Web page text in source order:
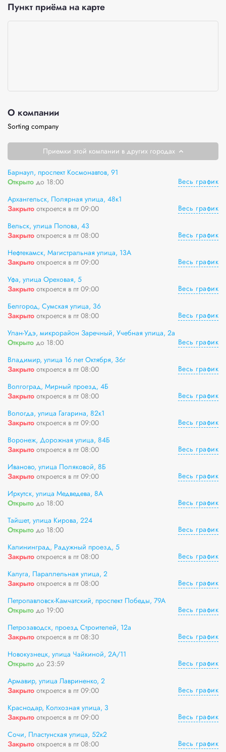
Пункт приёма на карте
О компании
Sorting company
Приемки этой компании в других городах
Барнаул, проспект Космонавтов, 91
Открыто до 18:00
Весь график
Архангельск, Полярная улица, 48к1
Закрыто откроется в пт 09:00
Весь график
Вельск, улица Попова, 43
Закрыто откроется в пт 08:00
Весь график
Нефтекамск, Магистральная улица, 13А
Закрыто откроется в пт 09:00
Весь график
Уфа, улица Ореховая, 5
Закрыто откроется в пт 09:00
Весь график
Белгород, Сумская улица, 36
Закрыто откроется в пт 08:00
Весь график
Улан-Удэ, микрорайон Заречный, Учебная улица, 2а
Открыто до 18:00
Весь график
Владимир, улица 16 лет Октября, 36г
Закрыто откроется в пт 08:00
Весь график
Волгоград, Мирный проезд, 4Б
Закрыто откроется в пт 08:00
Весь график
Вологда, улица Гагарина, 82к1
Закрыто откроется в пт 09:00
Весь график
Воронеж, Дорожная улица, 84Б
Закрыто откроется в пт 08:00
Весь график
Иваново, улица Поляковой, 8Б
Закрыто откроется в пт 09:00
Весь график
Иркутск, улица Медведева, 8А
Открыто до 18:00
Весь график
Тайшет, улица Кирова, 224
Открыто до 18:00
Весь график
Калининград, Радужный проезд, 5
Закрыто откроется в пт 08:00
Весь график
Калуга, Параллельная улица, 2
Закрыто откроется в пт 08:00
Весь график
Петропавловск-Камчатский, проспект Победы, 79А
Открыто до 19:00
Весь график
Петрозаводск, проезд Строителей, 12а
Закрыто откроется в пт 08:30
Весь график
Новокузнецк, улица Чайкиной, 2А/11
Открыто до 23:59
Весь график
Армавир, улица Лавриненко, 2
Закрыто откроется в пт 09:00
Весь график
Краснодар, Колхозная улица, 3
Закрыто откроется в пт 09:00
Весь график
Сочи, Пластунская улица, 52к2
Закрыто откроется в пт 08:00 Весь график